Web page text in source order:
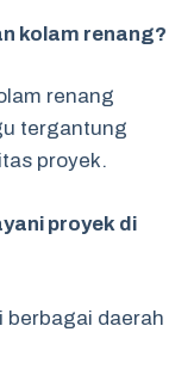
kolam renang?
renang
tergantung
proyek.
proyek di
berbagai daerah